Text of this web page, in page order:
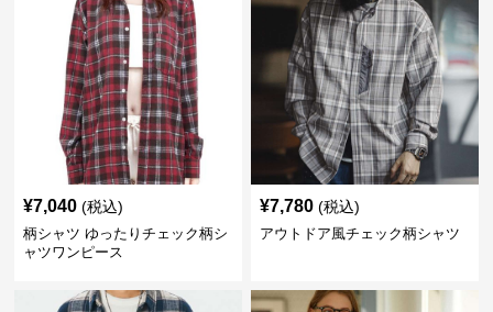
¥7,040 (税込)
柄シャツ ゆったりチェック柄シ
ャツワンピース
¥7,780 (税込)
アウトドア風チェック柄シャツ